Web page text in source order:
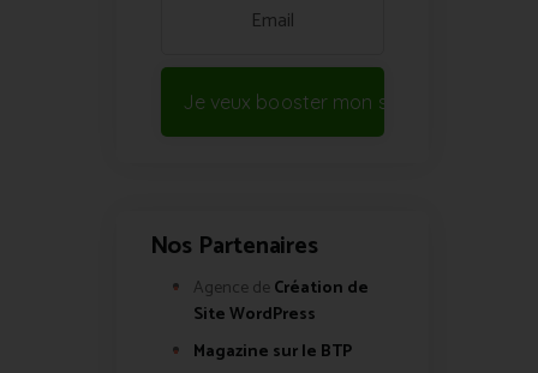
Je veux booster mon site !
Nos Partenaires
Agence de Création de
Site WordPress
Magazine sur le BTP